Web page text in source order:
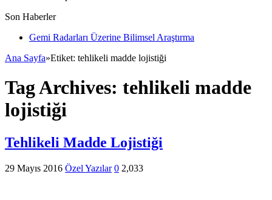
Son Haberler
Gemi Radarları Üzerine Bilimsel Araştırma
Ana Sayfa»Etiket: tehlikeli madde lojistiği
Tag Archives: tehlikeli madde
lojistiği
Tehlikeli Madde Lojistiği
29 Mayıs 2016 Özel Yazılar 0 2,033